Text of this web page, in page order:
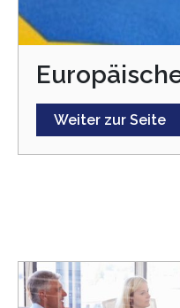
Weiter zur Seite